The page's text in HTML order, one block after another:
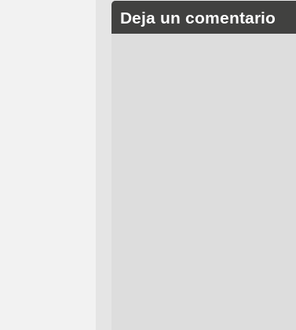
Deja un comentario